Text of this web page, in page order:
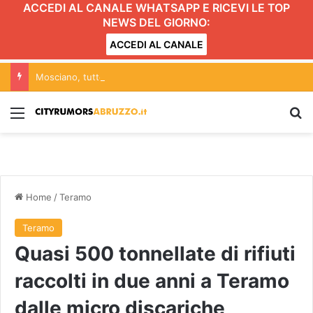
ACCEDI AL CANALE WHATSAPP E RICEVI LE TOP
NEWS DEL GIORNO:
ACCEDI AL CANALE
Menu
Home /Teramo
Teramo
Quasi 500 tonnellate di rifiuti
raccolti in due anni a Teramo